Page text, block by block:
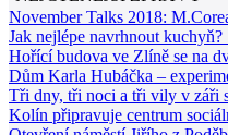
November Talks 2018:
Jak nejlépe navrhnout
Hořící budova ve Zlíně se na
Dům Karla Hubáčka –
Tři dny, tři noci a tři vily v záři
Kolín připravuje centrum